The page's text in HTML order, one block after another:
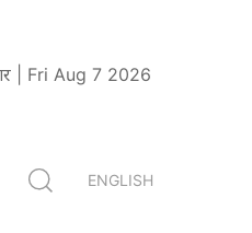
| Fri Aug 7 2026
ENGLISH